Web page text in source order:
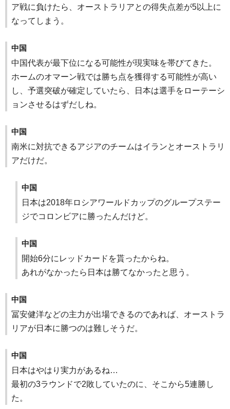
ア戦に負けたら、オーストラリアとの得失点差が5以上に
なってしまう。
中国
中国代表が最下位になる可能性が現実味を帯びてきた。
ホームのオマーン戦では勝ち点を獲得する可能性が高い
し、予選突破が確定していたら、日本は選手をローテーシ
ョンさせるはずだしね。
中国
南米に対抗できるアジアのチームはイランとオーストラリ
アだけだ。
中国
日本は2018年ロシアワールドカップのグループステー
ジでコロンビアに勝ったんだけど。
中国
開始6分にレッドカードを貰ったからね。
あれがなかったら日本は勝てなかったと思う。
中国
冨安健洋などの主力が出場できるのであれば、オーストラ
リアが日本に勝つのは難しそうだ。
中国
日本はやはり実力があるね…
最初の3ラウンドで2敗していたのに、そこから5連勝し
た。